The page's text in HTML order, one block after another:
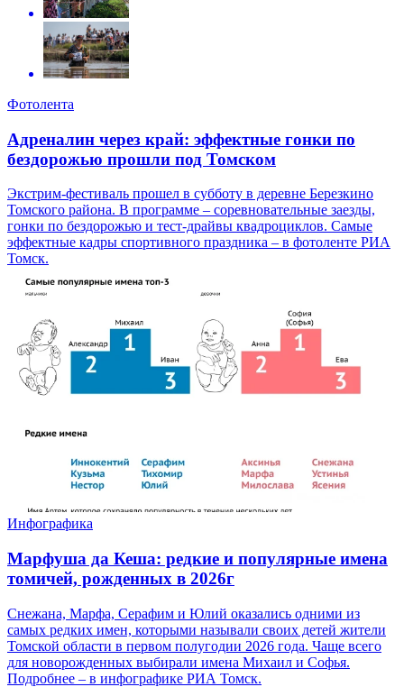
Фотолента
Адреналин через край: эффектные гонки по
бездорожью прошли под Томском
Экстрим-фестиваль прошел в субботу в деревне Березкино
Томского района. В программе – соревновательные заезды,
гонки по бездорожью и тест-драйвы квадроциклов. Самые
эффектные кадры спортивного праздника – в фотоленте РИА
Томск.
Инфографика
Марфуша да Кеша: редкие и популярные имена
томичей, рожденных в 2026г
Снежана, Марфа, Серафим и Юлий оказались одними из
самых редких имен, которыми называли своих детей жители
Томской области в первом полугодии 2026 года. Чаще всего
для новорожденных выбирали имена Михаил и Софья.
Подробнее – в инфографике РИА Томск.